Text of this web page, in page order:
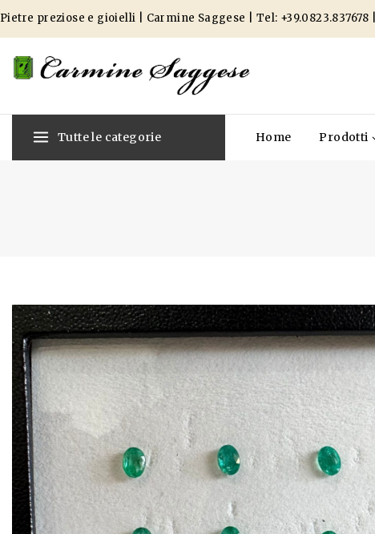
Pietre preziose e gioielli | Carmine Saggese | Tel: +39.0823.837678
Tutte le categorie Home Prodotti